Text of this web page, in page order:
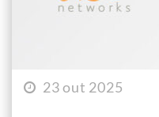
23 out 2025